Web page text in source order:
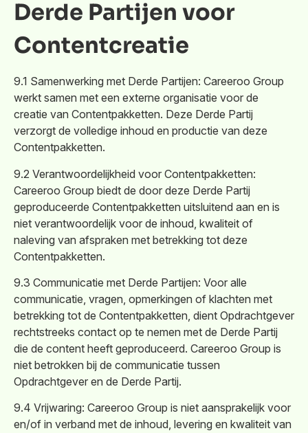
Derde Partijen voor
Contentcreatie
9.1 Samenwerking met Derde Partijen: Careeroo Group
werkt samen met een externe organisatie voor de
creatie van Contentpakketten. Deze Derde Partij
verzorgt de volledige inhoud en productie van deze
Contentpakketten.
9.2 Verantwoordelijkheid voor Contentpakketten:
Careeroo Group biedt de door deze Derde Partij
geproduceerde Contentpakketten uitsluitend aan en is
niet verantwoordelijk voor de inhoud, kwaliteit of
naleving van afspraken met betrekking tot deze
Contentpakketten.
9.3 Communicatie met Derde Partijen: Voor alle
communicatie, vragen, opmerkingen of klachten met
betrekking tot de Contentpakketten, dient Opdrachtgever
rechtstreeks contact op te nemen met de Derde Partij
die de content heeft geproduceerd. Careeroo Group is
niet betrokken bij de communicatie tussen
Opdrachtgever en de Derde Partij.
9.4 Vrijwaring: Careeroo Group is niet aansprakelijk voor
en/of in verband met de inhoud, levering en kwaliteit van